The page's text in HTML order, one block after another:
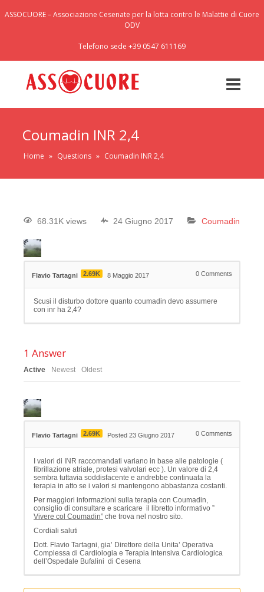
ASSOCUORE – Associazione Cesenate per la lotta contro le Malattie di Cuore
ODV
Telefono sede +39 0547 611169
Coumadin INR 2,4
Home » Questions » Coumadin INR 2,4
68.31K views 24 Giugno 2017 Coumadin
Flavio Tartagni 2.69K 8 Maggio 2017 0 Comments
Scusi il disturbo dottore quanto coumadin devo assumere
con inr ha 2,4?
1 Answer
Active Newest Oldest
Flavio Tartagni 2.69K Posted 23 Giugno 2017 0 Comments
I valori di INR raccomandati variano in base alle patologie (
fibrillazione atriale, protesi valvolari ecc ). Un valore di 2,4
sembra tuttavia soddisfacente e andrebbe continuata la
terapia in atto se i valori si mantengono abbastanza costanti.
Per maggiori informazioni sulla terapia con Coumadin,
consiglio di consultare e scaricare il libretto informativo ”
Vivere col Coumadin” che trova nel nostro sito.
Cordiali saluti
Dott. Flavio Tartagni, gia’ Direttore della Unita’ Operativa
Complessa di Cardiologia e Terapia Intensiva Cardiologica
dell’Ospedale Bufalini di Cesena